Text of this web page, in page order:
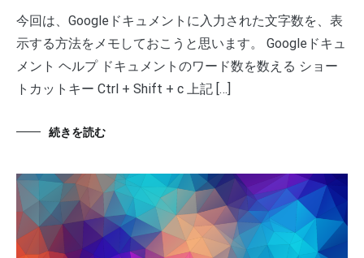
今回は、Googleドキュメントに入力された文字数を、表
示する方法をメモしておこうと思います。 Googleドキュ
メント ヘルプ ドキュメントのワード数を数える ショー
トカットキー Ctrl + Shift + c 上記 […]
続きを読む